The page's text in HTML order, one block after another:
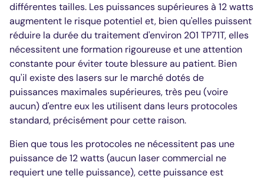
différentes tailles. Les puissances supérieures à 12 watts
augmentent le risque potentiel et, bien qu'elles puissent
réduire la durée du traitement d'environ 201 TP71T, elles
nécessitent une formation rigoureuse et une attention
constante pour éviter toute blessure au patient. Bien
qu'il existe des lasers sur le marché dotés de
puissances maximales supérieures, très peu (voire
aucun) d'entre eux les utilisent dans leurs protocoles
standard, précisément pour cette raison.
Bien que tous les protocoles ne nécessitent pas une
puissance de 12 watts (aucun laser commercial ne
requiert une telle puissance), cette puissance est